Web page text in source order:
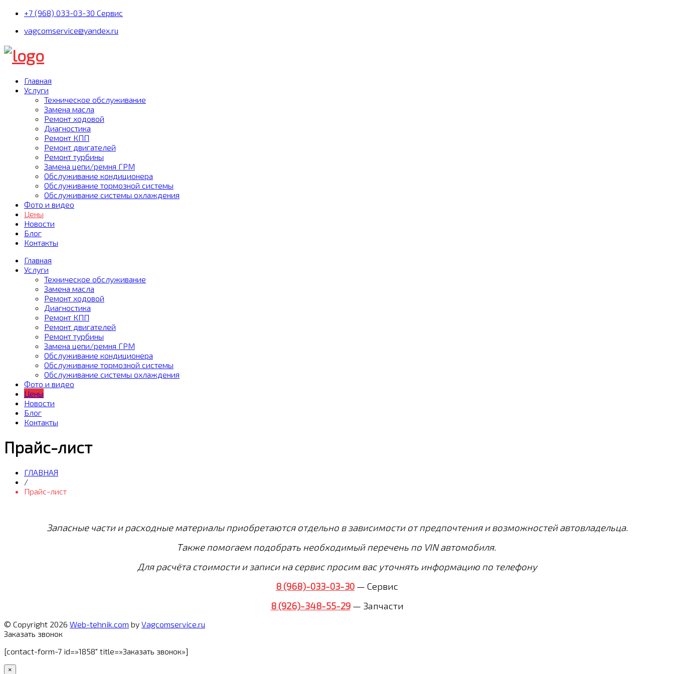
+7 (968) 033-03-30 Сервис
vagcomservice@yandex.ru
Главная
Услуги
Техническое обслуживание
Замена масла
Ремонт ходовой
Диагностика
Ремонт КПП
Ремонт двигателей
Ремонт турбины
Замена цепи/ремня ГРМ
Обслуживание кондиционера
Обслуживание тормозной системы
Обслуживание системы охлаждения
Фото и видео
Цены
Новости
Блог
Контакты
Главная
Услуги
Техническое обслуживание
Замена масла
Ремонт ходовой
Диагностика
Ремонт КПП
Ремонт двигателей
Ремонт турбины
Замена цепи/ремня ГРМ
Обслуживание кондиционера
Обслуживание тормозной системы
Обслуживание системы охлаждения
Фото и видео
Цены
Новости
Блог
Контакты
Прайс-лист
ГЛАВНАЯ
/
Прайс-лист
Запасные части и расходные материалы приобретаются отдельно в зависимости от предпочтения и возможностей автовладельца.
Также помогаем подобрать необходимый перечень по VIN автомобиля.
Для расчёта стоимости и записи на сервис просим васуточнять информацию по телефону
8 (968)-033-03-30 — Сервис
8 (926)-348-55-29 — Запчасти
© Copyright 2026 Web-tehnik.com by Vagcomservice.ru
Заказать звонок
[contact-form-7 id=»1858″ title=»Заказать звонок»]
×